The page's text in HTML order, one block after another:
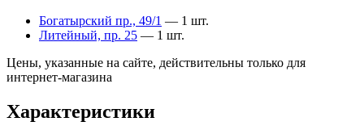
Богатырский пр., 49/1 — 1 шт.
Литейный, пр. 25 — 1 шт.
Цены, указанные на сайте, действительны только для
интернет-магазина
Характеристики